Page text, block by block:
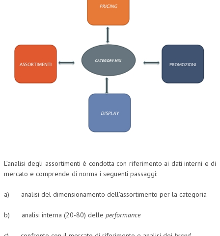
CORPORATE SOCIAL RESPONSIBILITY
ECONOMIA DELL’ARTE
INTERNAZIONALIZZAZIONE
MARKETING
SVILUPPO SOSTENIBILE
L’analisi degli assortimenti è condotta con riferimento ai dati interni e di
mercato e comprende di norma i seguenti passaggi:
a) analisi del dimensionamento dell’assortimento per la categoria
b) analisi interna (20-80) delle performance